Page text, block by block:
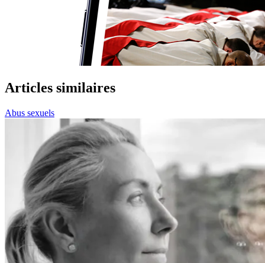
Articles similaires
Abus sexuels